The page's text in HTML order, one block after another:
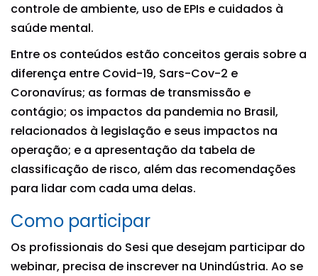
controle de ambiente, uso de EPIs e cuidados à
saúde mental.
Entre os conteúdos estão conceitos gerais sobre a
diferença entre Covid-19, Sars-Cov-2 e
Coronavírus; as formas de transmissão e
contágio; os impactos da pandemia no Brasil,
relacionados à legislação e seus impactos na
operação; e a apresentação da tabela de
classificação de risco, além das recomendações
para lidar com cada uma delas.
Como participar
Os profissionais do Sesi que desejam participar do
webinar, precisa de inscrever na Unindústria. Ao se